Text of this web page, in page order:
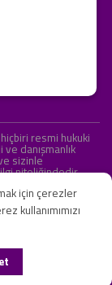
resmi hukuki
danışmanlık
sizinle
niteliğindedir.
İletişim
A.Ş.
için çerezler
kullanımımızı